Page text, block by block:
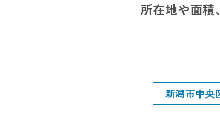
所在地や面積
新潟市中央